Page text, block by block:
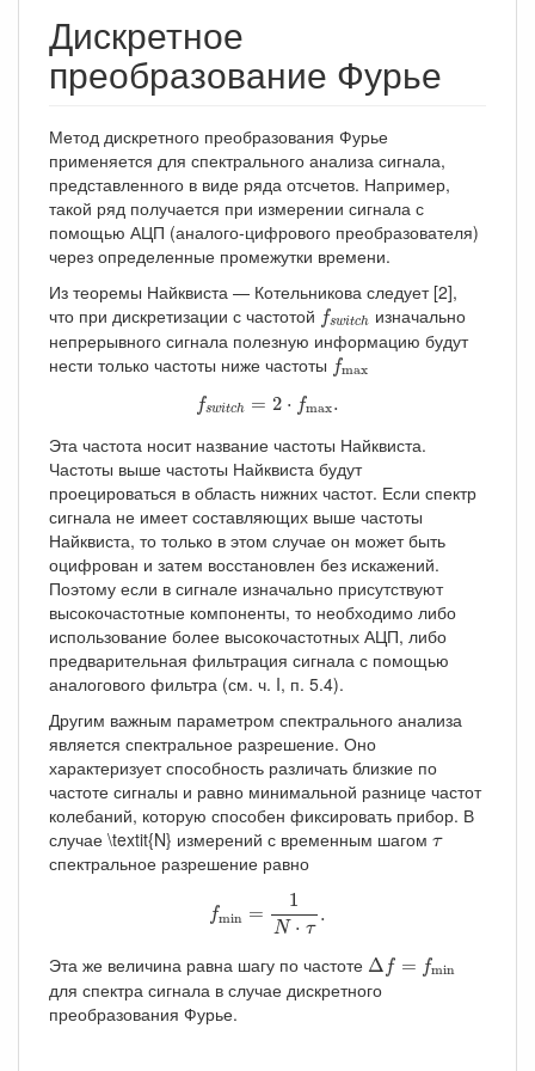
Дискретное
преобразование Фурье
Метод дискретного преобразования Фурье
применяется для спектрального анализа сигнала,
представленного в виде ряда отсчетов. Например,
такой ряд получается при измерении сигнала с
помощью АЦП (аналого-цифрового преобразователя)
через определенные промежутки времени.
Из теоремы Найквиста — Котельникова следует [2],
что при дискретизации с частотой fswitch
fswitchизначально
непрерывного сигнала полезную информацию будут
нести только частоты ниже частоты fmax
fmax
fswitch = 2 ⋅ fmax.
fs 2 max
Эта частота носит название частоты Найквиста.
Частоты выше частоты Найквиста будут
проецироваться в область нижних частот. Если спектр
сигнала не имеет составляющих выше частоты
Найквиста, то только в этом случае он может быть
оцифрован и затем восстановлен без искажений.
Поэтому если в сигнале изначально присутствуют
высокочастотные компоненты, то необходимо либо
использование более высокочастотных АЦП, либо
предварительная фильтрация сигнала с помощью
аналогового фильтра (см. ч. I, п. 5.4).
Другим важным параметром спектрального анализа
является спектральное разрешение. Оно
характеризует способность различать близкие по
частоте сигналы и равно минимальной разнице частот
колебаний, которую способен фиксировать прибор. В
случае \textit{N} измерений с временным шагом τ
τ
спектральное разрешение равно
fmin =
1
N ⋅ τ
.
N⋅
Эта же величина равна шагу по частоте Δ f = fmin
Δ = min
для спектра сигнала в случае дискретного
преобразования Фурье.